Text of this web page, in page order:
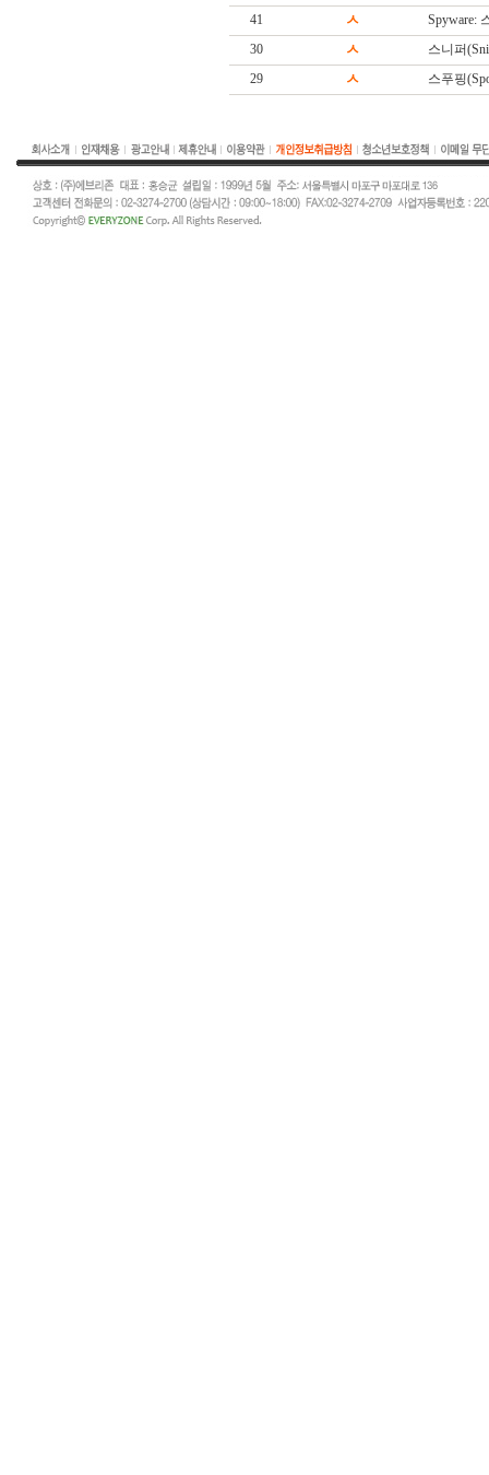
41
ㅅ
Spyware:
30
ㅅ
스니퍼
29
ㅅ 스푸핑